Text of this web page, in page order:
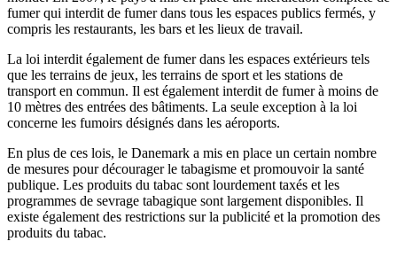
fumer qui interdit de fumer dans tous les espaces publics fermés, y
compris les restaurants, les bars et les lieux de travail.
La loi interdit également de fumer dans les espaces extérieurs tels
que les terrains de jeux, les terrains de sport et les stations de
transport en commun. Il est également interdit de fumer à moins de
10 mètres des entrées des bâtiments. La seule exception à la loi
concerne les fumoirs désignés dans les aéroports.
En plus de ces lois, le Danemark a mis en place un certain nombre
de mesures pour décourager le tabagisme et promouvoir la santé
publique. Les produits du tabac sont lourdement taxés et les
programmes de sevrage tabagique sont largement disponibles. Il
existe également des restrictions sur la publicité et la promotion des
produits du tabac.